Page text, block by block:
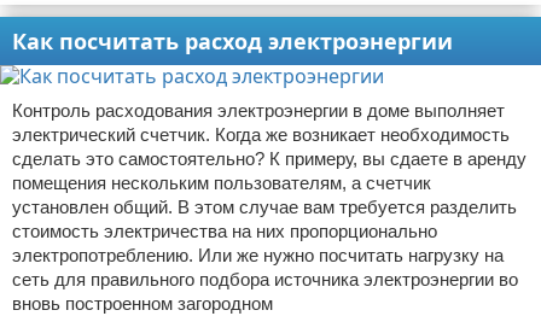
Как посчитать расход электроэнергии
Контроль расходования электроэнергии в доме выполняет
электрический счетчик. Когда же возникает необходимость
сделать это самостоятельно? К примеру, вы сдаете в аренду
помещения нескольким пользователям, а счетчик
установлен общий. В этом случае вам требуется разделить
стоимость электричества на них пропорционально
электропотреблению. Или же нужно посчитать нагрузку на
сеть для правильного подбора источника электроэнергии во
вновь построенном загородном